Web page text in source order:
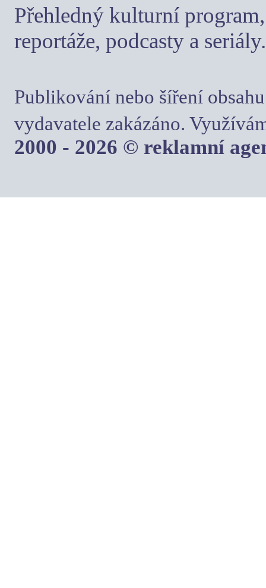
Přehledný kulturní
reportáže, podcasty a seriály.
Publikování nebo šíření
vydavatele zakázáno.
2000 - 2026 © reklamní